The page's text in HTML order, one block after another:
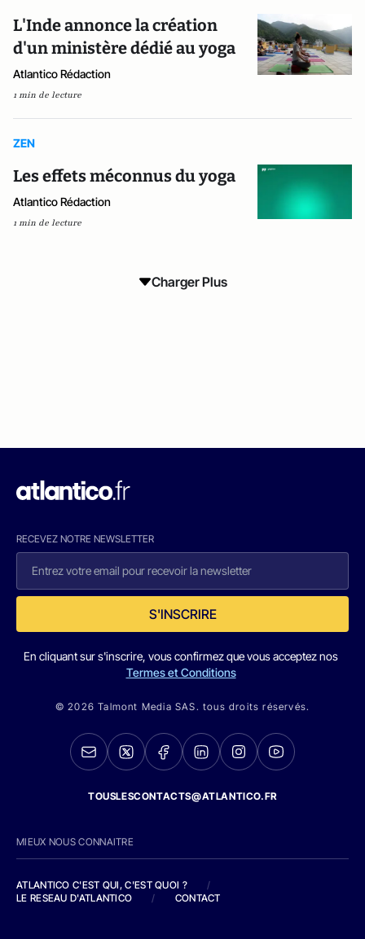
L'Inde annonce la création
d'un ministère dédié au yoga
Atlantico Rédaction
1 min de lecture
ZEN
Les effets méconnus du yoga
Atlantico Rédaction
1 min de lecture
Charger Plus
RECEVEZ NOTRE NEWSLETTER
S'INSCRIRE
En cliquant sur s'inscrire, vous confirmez que vous acceptez nos
Termes et Conditions
© 2026 Talmont Media SAS. tous droits réservés.
TOUSLESCONTACTS@ATLANTICO.FR
MIEUX NOUS CONNAITRE
ATLANTICO C'EST QUI, C'EST QUOI ?
/
LE RESEAU D'ATLANTICO
/ CONTACT